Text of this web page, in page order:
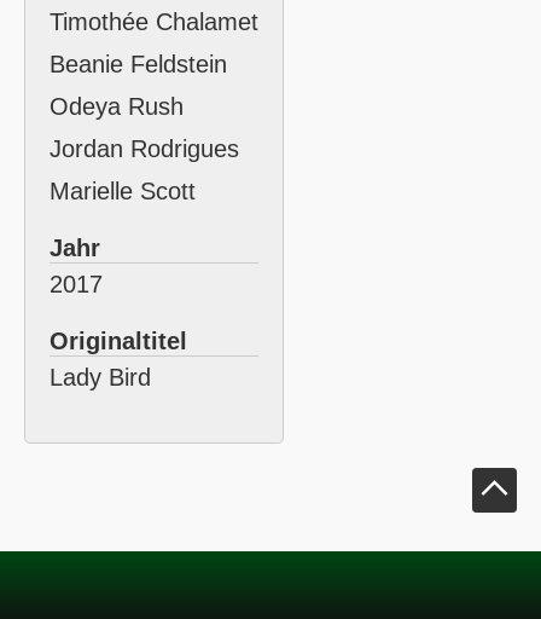
Timothée Chalamet
Beanie Feldstein
Odeya Rush
Jordan Rodrigues
Marielle Scott
Jahr
2017
Originaltitel
Lady Bird
Klick